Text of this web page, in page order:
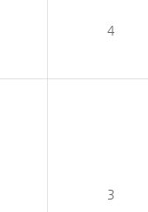
4
3